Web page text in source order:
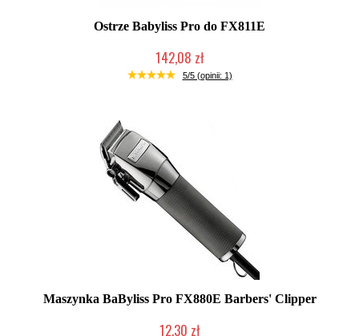
Ostrze Babyliss Pro do FX811E
142,08 zł
Produkt wycofany
5/5 (opinii: 1)
Maszynka BaByliss Pro FX880E Barbers' Clipper
12,30 zł